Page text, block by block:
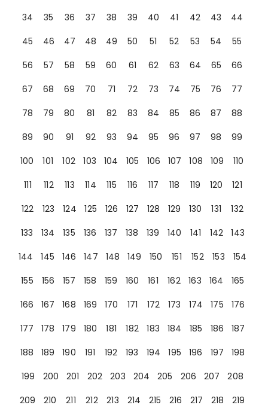
34
35 36 37 38 39 40 41 42 43
44
45
46 47 48 49 50 51 52 53 54
55
56
57 58 59 60 61 62 63 64 65
66
67
68 69 70 71 72 73 74 75 76
77
78
79 80 81 82 83 84 85 86 87
88
89
90 91 92 93 94 95 96 97 98
99
100
101 102 103 104 105 106 107 108 109
110
111
112 113 114 115 116 117 118 119 120
121
122
123 124 125 126 127 128 129 130 131
132
133
134 135 136 137 138 139 140 141 142
143
144
145 146 147 148 149 150 151 152 153
154
155
156 157 158 159 160 161 162 163 164
165
166
167 168 169 170 171 172 173 174 175
176
177
178 179 180 181 182 183 184 185 186
187
188
189 190 191 192 193 194 195 196 197
198
199
200 201 202 203 204 205 206 207
208
209
210 211 212 213 214 215 216 217 218
219